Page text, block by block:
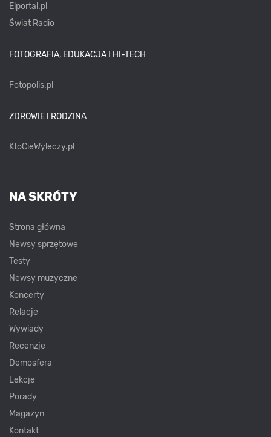
Elportal.pl
Świat Radio
FOTOGRAFIA, EDUKACJA I HI-TECH
Fotopolis.pl
ZDROWIE I RODZINA
KtoCieWyleczy.pl
NA SKRÓTY
Strona główna
Newsy sprzętowe
Testy
Newsy muzyczne
Koncerty
Relacje
Wywiady
Recenzje
Demosfera
Lekcje
Porady
Magazyn
Kontakt